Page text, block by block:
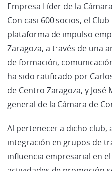
Empresa Líder de la
Con casi 600 socios, el
plataforma de impulso
Zaragoza, a través de una
de formación,
ha sido ratificado por
de Centro Zaragoza, y José
general de la Cámara de
Al pertenecer a dicho club,
integración en grupos de
influencia empresarial en